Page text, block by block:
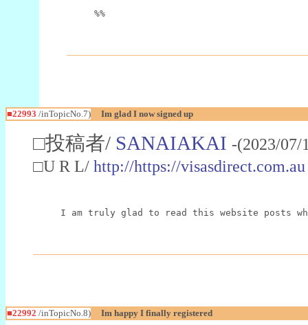
%%
■22993 /inTopicNo.7) Im glad I now signed up
□投稿者/ SANAIAKAI -(2023/
□U R L/ http://https://visasdirect.com.au
I am truly glad to read this website posts
■22992 /inTopicNo.8) Im happy I finally registered